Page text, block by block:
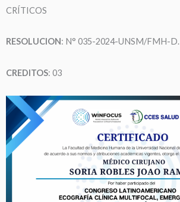
CRÍTICOS
RESOLUCION: N° 035-2024-UNSM/FMH-D.
CREDITOS: 03